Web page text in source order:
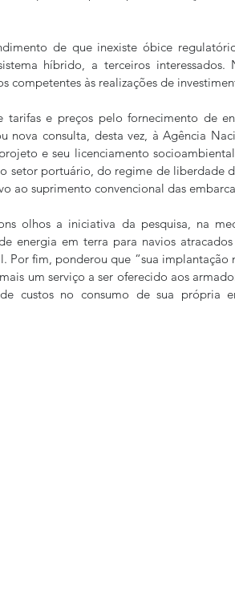
de que inexiste óbice
híbrido, a terceiros interessados.
competentes às realizações de
tarifas e preços pelo fornecimento de
nova consulta, desta vez, à Agência
e seu licenciamento
setor portuário, do regime de liberdade
ao suprimento convencional das
olhos a iniciativa da pesquisa, na
energia em terra para navios
Por fim, ponderou que “sua
um serviço a ser oferecido aos
custos no consumo de sua própria